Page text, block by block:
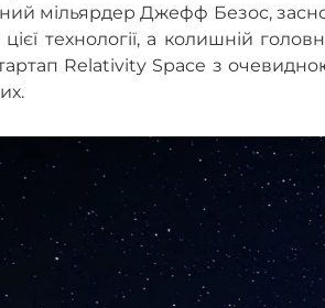
мільярдер Джефф Безос,
технології, а колишній
Relativity Space з